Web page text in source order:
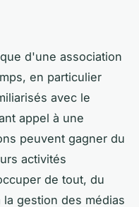
d'une association
en particulier
avec le
appel à une
peuvent gagner du
activités
de tout, du
gestion des médias